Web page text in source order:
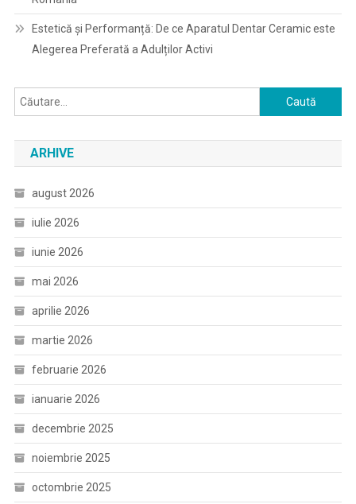
Estetică și Performanță: De ce Aparatul Dentar Ceramic este
Alegerea Preferată a Adulților Activi
Caută
după:
ARHIVE
august 2026
iulie 2026
iunie 2026
mai 2026
aprilie 2026
martie 2026
februarie 2026
ianuarie 2026
decembrie 2025
noiembrie 2025
octombrie 2025